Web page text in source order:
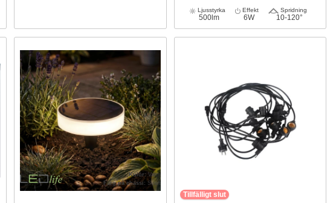
Ljusstyrka
500lm
Effekt
6W
Spridning
10-120°
Kulör: Varm
Färg på chassi: Svart
Tillfälligt slut